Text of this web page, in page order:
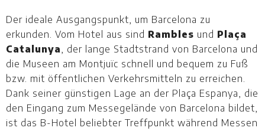
Der ideale Ausgangspunkt, um Barcelona zu
erkunden. Vom Hotel aus sind Rambles und Plaça
Catalunya, der lange Stadtstrand von Barcelona und
die Museen am Montjuïc schnell und bequem zu Fuß
bzw. mit öffentlichen Verkehrsmitteln zu erreichen.
Dank seiner günstigen Lage an der Plaça Espanya, die
den Eingang zum Messegelände von Barcelona bildet,
ist das B-Hotel beliebter Treffpunkt während Messen